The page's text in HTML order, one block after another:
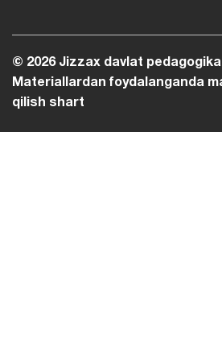
© 2026 Jizzax davlat
Materiallardan foydalanganda
qilish shart